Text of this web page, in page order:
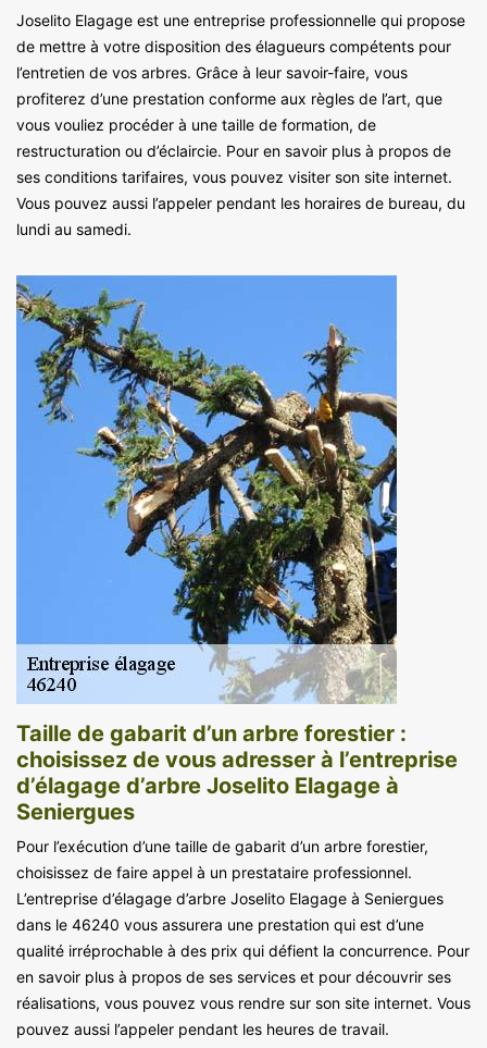
Joselito Elagage est une entreprise professionnelle qui propose
de mettre à votre disposition des élagueurs compétents pour
l’entretien de vos arbres. Grâce à leur savoir-faire, vous
profiterez d’une prestation conforme aux règles de l’art, que
vous vouliez procéder à une taille de formation, de
restructuration ou d’éclaircie. Pour en savoir plus à propos de
ses conditions tarifaires, vous pouvez visiter son site internet.
Vous pouvez aussi l’appeler pendant les horaires de bureau, du
lundi au samedi.
Taille de gabarit d’un arbre forestier :
choisissez de vous adresser à l’entreprise
d’élagage d’arbre Joselito Elagage à
Seniergues
Pour l’exécution d’une taille de gabarit d’un arbre forestier,
choisissez de faire appel à un prestataire professionnel.
L’entreprise d’élagage d’arbre Joselito Elagage à Seniergues
dans le 46240 vous assurera une prestation qui est d’une
qualité irréprochable à des prix qui défient la concurrence. Pour
en savoir plus à propos de ses services et pour découvrir ses
réalisations, vous pouvez vous rendre sur son site internet. Vous
pouvez aussi l’appeler pendant les heures de travail.